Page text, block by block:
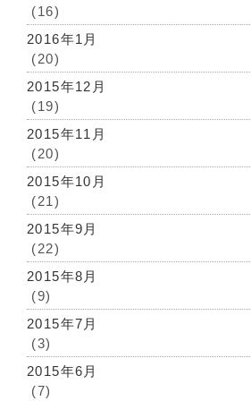
(16)
2016年1月
(20)
2015年12月
(19)
2015年11月
(20)
2015年10月
(21)
2015年9月
(22)
2015年8月
(9)
2015年7月
(3)
2015年6月
(7)